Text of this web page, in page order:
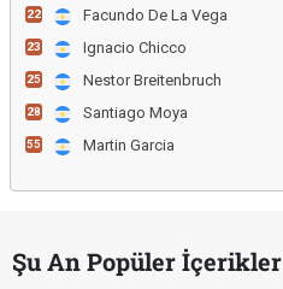
22 Facundo De La Vega
23 Ignacio Chicco
25 Nestor Breitenbruch
28 Santiago Moya
55 Martin Garcia
Şu An Popüler İçerikler